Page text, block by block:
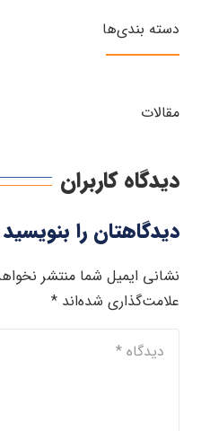
دسته بندی‌ها
مقالات
دیدگاه کاربران
دیدگاهتان را بنویسید
نشانی ایمیل شما منتشر
علامت‌گذاری شده‌اند *